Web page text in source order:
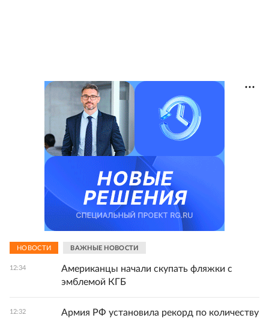
НОВОСТИ ВАЖНЫЕ НОВОСТИ
12:34
Американцы начали скупать фляжки с
эмблемой КГБ
12:32
Армия РФ установила рекорд по количеству